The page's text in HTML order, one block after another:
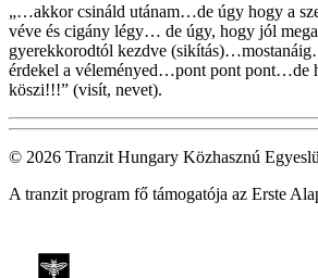
„…akkor csináld utánam…de úgy hogy a
véve és cigány légy… de úgy, hogy jól
gyerekkorodtól kezdve
érdekel a véleményed…pont pont pont…de
köszi!!!” (visít, nevet).
© 2026 Tranzit Hungary Közhasznú
A tranzit program fő támogatója az Erste